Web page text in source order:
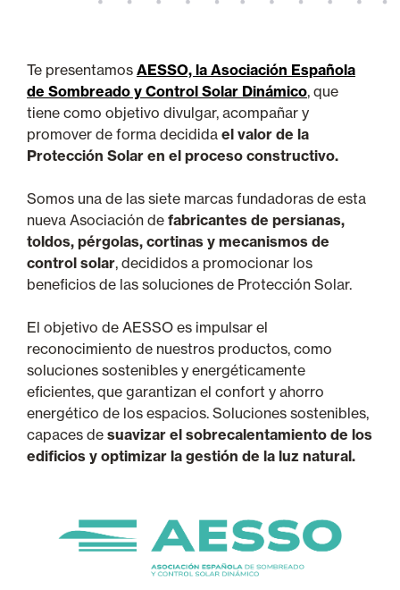
Te presentamos AESSO, la Asociación Española
de Sombreado y Control Solar Dinámico, que
tiene como objetivo divulgar, acompañar y
promover de forma decidida el valor de la
Protección Solar en el proceso constructivo.
Somos una de las siete marcas fundadoras de esta
nueva Asociación de fabricantes de persianas,
toldos, pérgolas, cortinas y mecanismos de
control solar, decididos a promocionar los
beneficios de las soluciones de Protección Solar.
El objetivo de AESSO es impulsar el
reconocimiento de nuestros productos, como
soluciones sostenibles y energéticamente
eficientes, que garantizan el confort y ahorro
energético de los espacios. Soluciones sostenibles,
capaces de suavizar el sobrecalentamiento de los
edificios y optimizar la gestión de la luz natural.